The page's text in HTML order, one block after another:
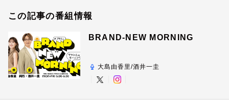
この記事の番組情報
BRAND-NEW MORNING
大島由香里/酒井一圭